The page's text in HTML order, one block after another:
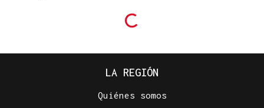
LA REGIÓN
Quiénes somos